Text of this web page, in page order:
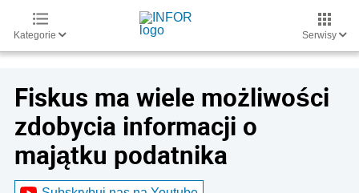
Kategorie Serwisy
Fiskus ma wiele możliwości
zdobycia informacji o
majątku podatnika